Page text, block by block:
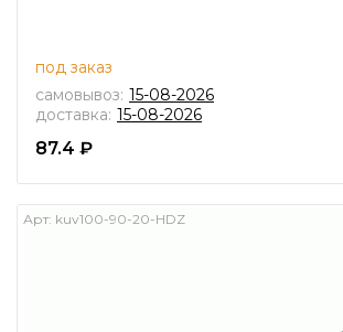
под заказ
самовывоз: 15-08-2026
доставка: 15-08-2026
87.4 ₽
Арт: kuv100-90-20-HDZ